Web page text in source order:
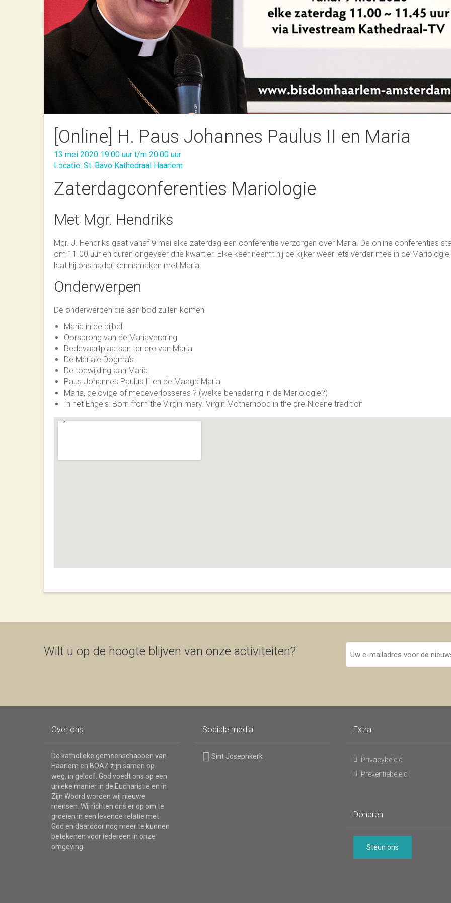
[Online] H. Paus Johannes Paulus II en Maria
13 mei 2020 19:00 uur t/m 20:00 uur
Locatie: St. Bavo Kathedraal Haarlem
Zaterdagconferenties Mariologie
Met Mgr. Hendriks
Mgr. J. Hendriks gaat vanaf 9 mei elke zater­dag een con­fe­ren­tie ver­zorgen over Maria. De online con­fe­ren­ties
om 11.00 uur en duren ongeveer drie kwar­tier. Elke keer neemt hij de kijker weer iets ver­der mee in de
laat hij ons nader kennis­ma­ken met Maria.
On­der­wer­pen
De on­der­wer­pen die aan bod zullen komen:
Maria in de bijbel
Oorsprong van de Maria­ver­ering
Bede­vaart­plaatsen ter ere van Maria
De Mariale Dogma’s
De toe­wij­ding aan Maria
Paus Johannes Paulus II en de Maagd Maria
Maria, gelo­vi­ge of mede­ver­los­seres ? (welke bena­dering in de Mario­lo­gie?)
In het Engels: Born from the Virgin mary. Virgin Motherhood in the pre-Nicene tradition
Wilt u op de hoogte blijven van onze activiteiten?
Uw
e-
mailadres
Over ons
De katholieke gemeenschappen van
Haarlem en BOAZ zijn samen op
weg, in geloof. God voedt ons op een
unieke manier in de Eucharistie en in
Zijn Woord worden wij nieuwe
mensen. Wij richten ons er op om te
groeien in een levende relatie met
God en daardoor nog meer te kunnen
betekenen voor iedereen in onze
omgeving.
Sociale media
Sint Josephkerk
Extra
Privacybeleid
Preventiebeleid
Doneren
Steun ons